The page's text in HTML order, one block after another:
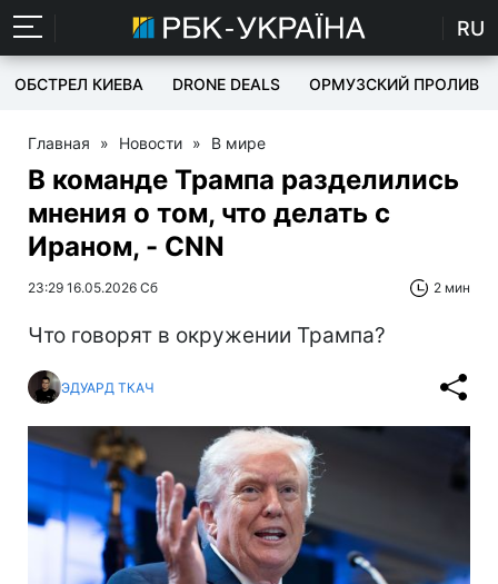
RU
ОБСТРЕЛ КИЕВА DRONE DEALS ОРМУЗСКИЙ ПРОЛИВ
Главная » Новости » В мире
В команде Трампа разделились
мнения о том, что делать с
Ираном, - CNN
23:29 16.05.2026 Сб 2 мин
Что говорят в окружении Трампа?
ЭДУАРД ТКАЧ